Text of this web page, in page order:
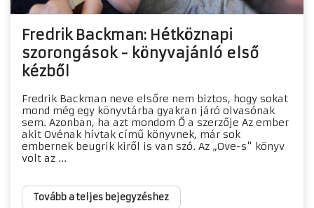
Fredrik Backman: Hétköznapi
szorongások - könyvajánló első
kézből
Fredrik Backman neve elsőre nem biztos, hogy sokat
mond még egy könyvtárba gyakran járó olvasónak
sem. Azonban, ha azt mondom Ő a szerzője Az ember
akit Ovénak hívtak című könyvnek, már sok
embernek beugrik kiről is van szó. Az „Ove-s" könyv
volt az ...
Tovább a teljes bejegyzéshez